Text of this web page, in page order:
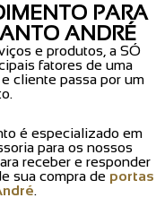
PARA
ANDRÉ
e produtos, a SÓ
fatores de uma
cliente passa por um
é especializado em
para os nossos
receber e responder
sua compra de portas
.